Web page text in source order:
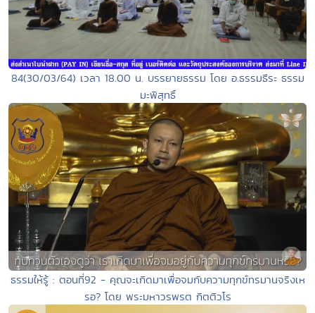
84(30/03/64) เวลา 18.00 น. บรรยายธรรม โดย อ.ธรรมธีระ ธรรม
มะพิสุทธิ์
ธรรมให้รู้ : ตอนที่92 - คุณจะเกิดมาเพื่อจมกับความทุกข์ทรมานจริงเห
รอ? โดย พระมหาวรพรต กิตติวโร